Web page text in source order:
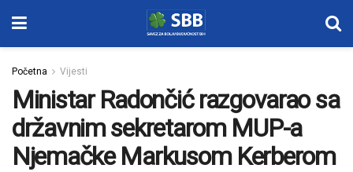
Početna Vijesti
Ministar Radončić razgovarao sa
državnim sekretarom MUP-a
Njemačke Markusom Kerberom